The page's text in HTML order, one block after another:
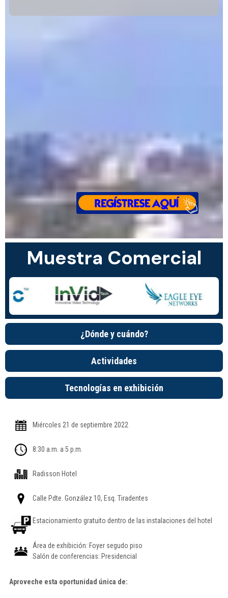
Muestra Comercial
¿Dónde y cuándo?
Actividades
Tecnologías en exhibición
Miércoles 21 de septiembre 2022
8:30 a.m. a 5 p.m.
Radisson Hotel
Calle Pdte. González 10, Esq. Tiradentes
Estacionamiento gratuito dentro de las instalaciones del hotel
Área de exhibición: Foyer segudo piso
Salón de conferencias: Presidencial
Aproveche esta oportunidad única de: